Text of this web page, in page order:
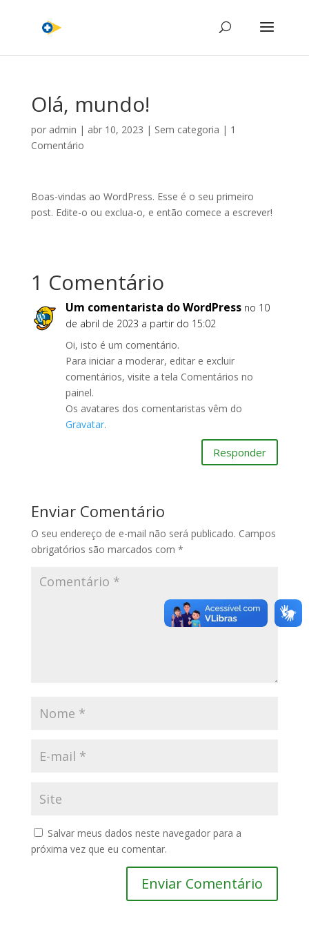
Olá, mundo!
por admin | abr 10, 2023 | Sem categoria | 1
Comentário
Boas-vindas ao WordPress. Esse é o seu primeiro
post. Edite-o ou exclua-o, e então comece a escrever!
1 Comentário
Um comentarista do WordPress no 10
de abril de 2023 a partir do 15:02
Oi, isto é um comentário.
Para iniciar a moderar, editar e excluir
comentários, visite a tela Comentários no
painel.
Os avatares dos comentaristas vêm do
Gravatar.
Responder
Enviar Comentário
O seu endereço de e-mail não será publicado. Campos
obrigatórios são marcados com *
Salvar meus dados neste navegador para a
próxima vez que eu comentar.